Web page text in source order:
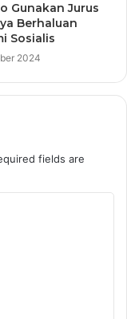
Gunakan Jurus
Berhaluan
Sosialis
2024
fields are